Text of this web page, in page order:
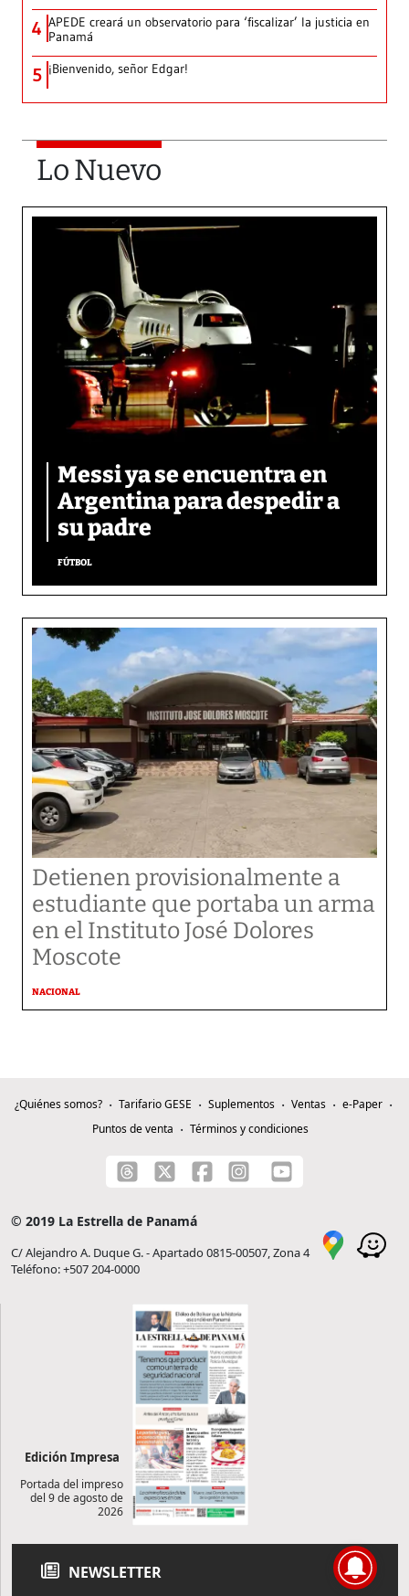
4 APEDE creará un observatorio para ‘fiscalizar’ la justicia en
Panamá
5 ¡Bienvenido, señor Edgar!
Lo Nuevo
Messi ya se encuentra en
Argentina para despedir a
su padre
FÚTBOL
Detienen provisionalmente a
estudiante que portaba un arma
en el Instituto José Dolores
Moscote
NACIONAL
¿Quiénes somos? Tarifario GESE Suplementos Ventas
e-Paper
Puntos de venta
Términos y condiciones
© 2019 La Estrella de Panamá
C/ Alejandro A. Duque G. - Apartado 0815-00507, Zona 4
Teléfono: +507 204-0000
Edición Impresa
Portada del impreso
del 9 de agosto de
2026
NEWSLETTER